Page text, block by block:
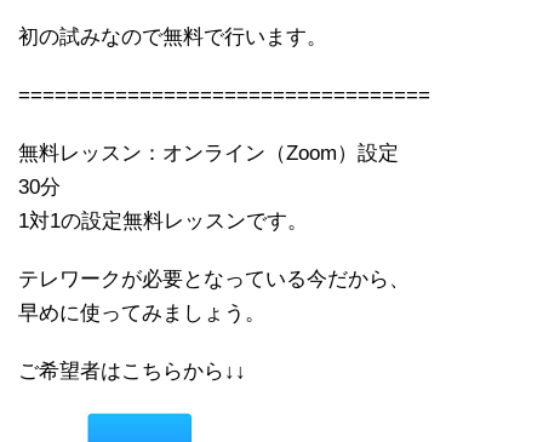
初の試みなので無料で行います。
==================================
無料レッスン：オンライン（Zoom）設定
30分
1対1の設定無料レッスンです。
テレワークが必要となっている今だから、
早めに使ってみましょう。
ご希望者はこちらから↓↓